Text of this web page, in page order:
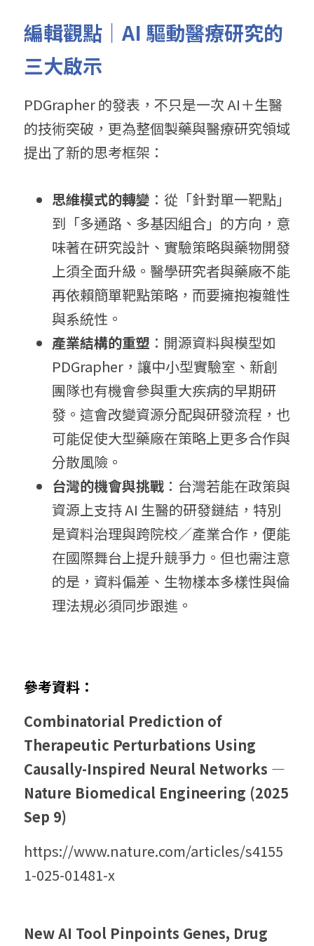
編輯觀點｜AI 驅動醫療研究的
三大啟示
PDGrapher 的發表，不只是一次 AI＋生醫
的技術突破，更為整個製藥與醫療研究領域
提出了新的思考框架：
思維模式的轉變 ：從「針對單一靶點」
到「多通路、多基因組合」的方向，意
味著在研究設計、實驗策略與藥物開發
上須全面升級。醫學研究者與藥廠不能
再依賴簡單靶點策略，而要擁抱複雜性
與系統性。
產業結構的重塑 ：開源資料與模型如
PDGrapher，讓中小型實驗室、新創
團隊也有機會參與重大疾病的早期研
發。這會改變資源分配與研發流程，也
可能促使大型藥廠在策略上更多合作與
分散風險。
台灣的機會與挑戰 ：台灣若能在政策與
資源上支持 AI 生醫的研發鏈結，特別
是資料治理與跨院校／產業合作，便能
在國際舞台上提升競爭力。但也需注意
的是，資料偏差、生物樣本多樣性與倫
理法規必須同步跟進。
參考資料：
Combinatorial Prediction of
Therapeutic Perturbations Using
Causally-Inspired Neural Networks —
Nature Biomedical Engineering (2025
Sep 9)
https://www.nature.com/articles/s4155
1-025-01481-x
New AI Tool Pinpoints Genes, Drug